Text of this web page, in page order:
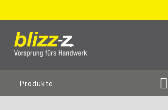
Produkte